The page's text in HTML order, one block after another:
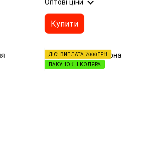
Купити
ДІЄ: ВИПЛАТА 7000ГРН
ПАКУНОК ШКОЛЯРА